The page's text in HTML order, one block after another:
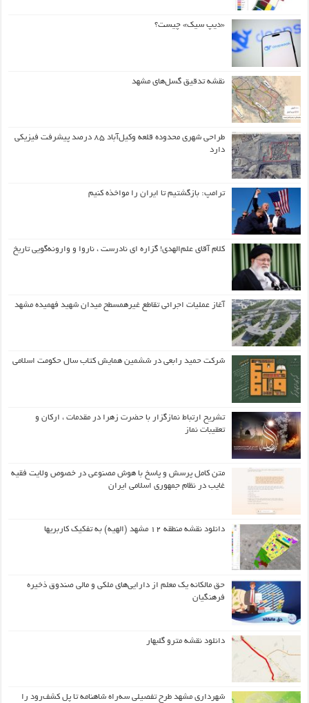
«دیپ سیک» چیست؟
نقشه تدقیق گسل‌های مشهد
طراحی شهری محدوده قلعه وکیل‌آباد ۸۵ درصد پیشرفت فیزیکی
دارد
ترامپ: بازگشتیم تا ایران را مواخذه کنیم
کلام آقای علم‌الهدی! گزاره ای نادرست ، ناروا و وارونه‌گویی تاریخ
آغاز عملیات اجرائی تقاطع غیرهمسطح میدان شهید فهمیده مشهد
شرکت حمید رابعی در ششمین همایش کتاب سال حکومت اسلامی
تشریح ارتباط نمازگزار با حضرت زهرا در مقدمات ، ارکان و
تعقیبات نماز
متن کامل پرسش و پاسخ با هوش مصنوعی در خصوص ولایت فقیه
غایب در نظام جمهوری اسلامی ایران
دانلود نقشه منطقه ۱۲ مشهد (الهیه) به تفکیک کاربریها
حق مالکانه یک معلم از دارایی‌های ملکی و مالی صندوق ذخیره
فرهنگیان
دانلود نقشه مترو گلبهار
شهرداری مشهد طرح تفصیلی سه‌راه شاهنامه تا پل کشف‌رود را